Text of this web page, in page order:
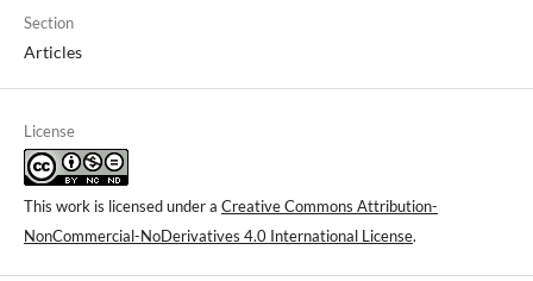
Section
Articles
License
This work is licensed under a Creative Commons Attribution-
NonCommercial-NoDerivatives 4.0 International License.